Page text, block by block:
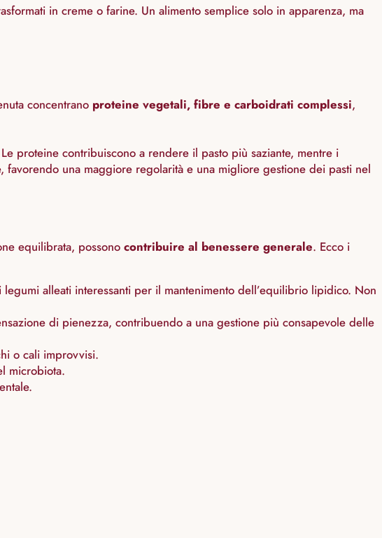
in creme o farine. Un alimento semplice solo in apparenza, ma
concentrano proteine vegetali, fibre e carboidrati complessi,
proteine contribuiscono a rendere il pasto più saziante, mentre i
una maggiore regolarità e una migliore gestione dei pasti nel
equilibrata, possono contribuire al benessere generale. Ecco i
alleati interessanti per il mantenimento dell’equilibrio lipidico. Non
di pienezza, contribuendo a una gestione più consapevole delle
o cali improvvisi.
microbiota.